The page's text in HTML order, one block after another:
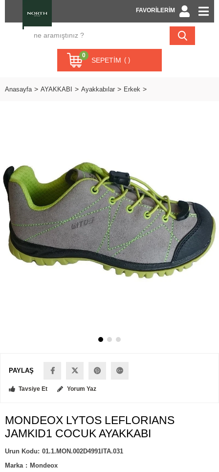
FAVORİLERİM
SEPETIM
0
Anasayfa AYAKKABI Ayakkabılar Erkek
PAYLAŞ
Tavsiye Et Yorum Yaz
MONDEOX LYTOS LEFLORIANS
JAMKID1 COCUK AYAKKABI
01.1.MON.002D4991ITA.031
Marka : Mondeox